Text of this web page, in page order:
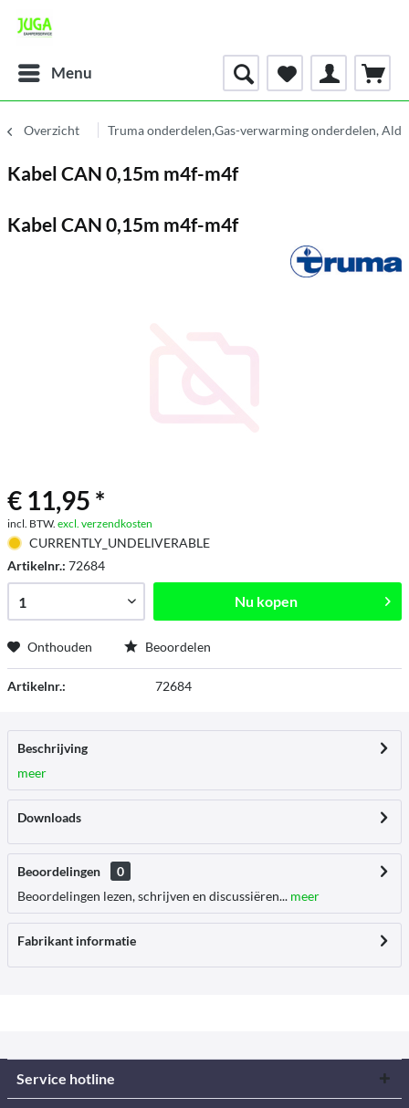
Menu
Overzicht Truma onderdelen,Gas-verwarming onderdelen,
Kabel CAN 0,15m m4f-m4f
Kabel CAN 0,15m m4f-m4f
€ 11,95 *
incl. BTW. excl. verzendkosten
CURRENTLY_UNDELIVERABLE
Artikelnr.: 72684
Nu kopen
Onthouden Beoordelen
Artikelnr.: 72684
Beschrijving
meer
Downloads
Beoordelingen
0
Beoordelingen lezen, schrijven en discussiëren... meer
Fabrikant informatie
Service hotline